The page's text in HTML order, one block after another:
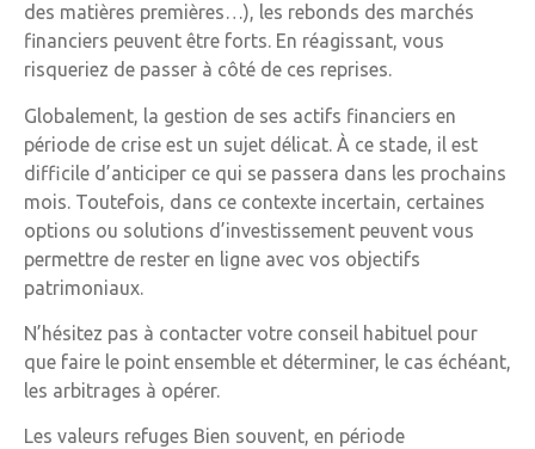
des matières premières…), les rebonds des marchés
financiers peuvent être forts. En réagissant, vous
risqueriez de passer à côté de ces reprises.
Globalement, la gestion de ses actifs financiers en
période de crise est un sujet délicat. À ce stade, il est
difficile d’anticiper ce qui se passera dans les prochains
mois. Toutefois, dans ce contexte incertain, certaines
options ou solutions d’investissement peuvent vous
permettre de rester en ligne avec vos objectifs
patrimoniaux.
N’hésitez pas à contacter votre conseil habituel pour
que faire le point ensemble et déterminer, le cas échéant,
les arbitrages à opérer.
Les valeurs refuges Bien souvent, en période